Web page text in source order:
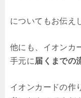
についてもお伝え
他にも、イオンカ
手元に 届くまでの
イオンカードの作